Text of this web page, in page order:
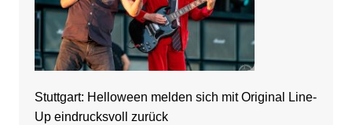
Stuttgart: Helloween melden sich mit Original Line-
Up eindrucksvoll zurück